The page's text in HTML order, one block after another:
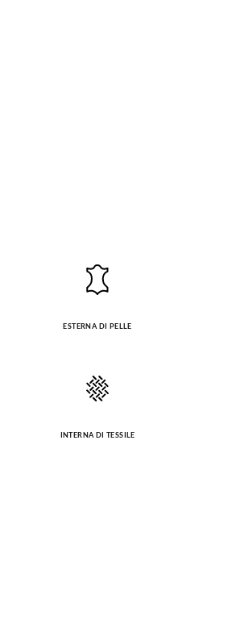
ESTERNA DI PELLE
INTERNA DI TESSILE